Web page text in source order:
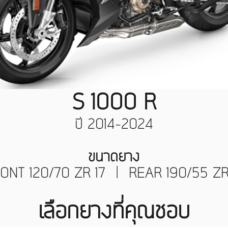
S 1000 R
ปี 2014-2024
ขนาดยาง
120/70 ZR 17 | REAR 190/55 ZR
เลือกยางที่คุณชอบ